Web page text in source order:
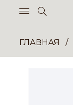
ГЛАВНАЯ